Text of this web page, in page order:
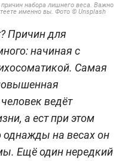
набора лишнего веса. Важно
именно вы. Фото © Unsplash
Причин для
начиная с
Самая
ведёт
а ест при этом
однажды на весах он
Ещё один нередкий